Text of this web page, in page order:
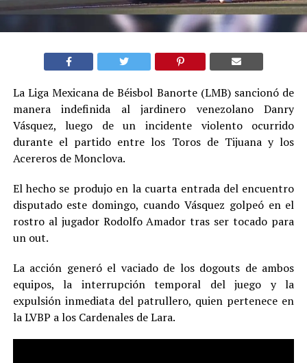
La Liga Mexicana de Béisbol Banorte (LMB) sancionó de
manera indefinida al jardinero venezolano Danry
Vásquez, luego de un incidente violento ocurrido
durante el partido entre los Toros de Tijuana y los
Acereros de Monclova.
El hecho se produjo en la cuarta entrada del encuentro
disputado este domingo, cuando Vásquez golpeó en el
rostro al jugador Rodolfo Amador tras ser tocado para
un out.
La acción generó el vaciado de los dogouts de ambos
equipos, la interrupción temporal del juego y la
expulsión inmediata del patrullero, quien pertenece en
la LVBP a los Cardenales de Lara.